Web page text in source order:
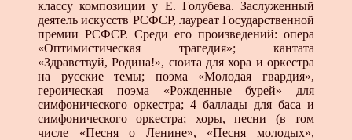
классу композиции у Е. Го­лубева. Заслуженный
деятель искусств РСФСР, лауреат Го­сударственной
премии РСФСР. Среди его произведений: опе­ра
«Оптимистическая трагедия»; кантата
«Здравствуй, Роди­на!», сюита для хора и оркестра
на русские темы; поэма «Мо­лодая гвардия»,
героическая поэма «Рожденные бурей» для
симфонического оркестра; 4 баллады для баса и
симфониче­ского оркестра; хоры, песни (в том
числе «Песня о Ленине», «Песня молодых»,